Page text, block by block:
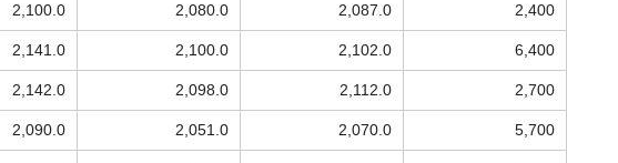
2,100.0 2,080.0 2,087.0 2,400
2,141.0 2,100.0 2,102.0 6,400
2,142.0 2,098.0 2,112.0 2,700
2,090.0 2,051.0 2,070.0 5,700